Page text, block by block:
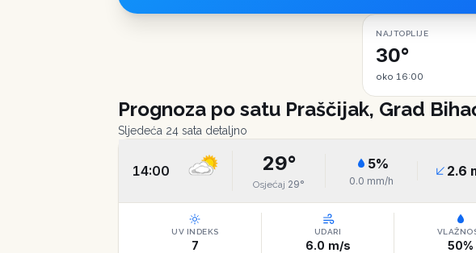
NAJTOPLIJE
30°
oko 16:00
Prognoza po satu Praščijak, Grad
Sljedeća 24 sata detaljno
14:00 29°
Osjećaj 29°
5%
0.0 mm/h
2.6
UV INDEKS
7
UDARI
6.0 m/s 50%